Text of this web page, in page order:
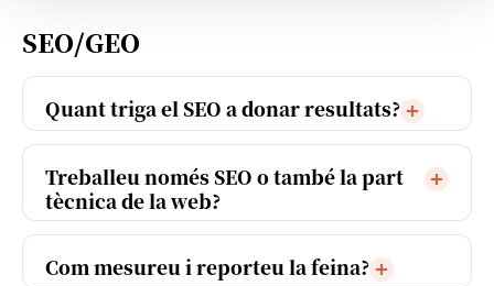
SEO/GEO
Quant triga el SEO a donar resultats?
Treballeu només SEO o també la part
tècnica de la web?
Com mesureu i reporteu la feina?